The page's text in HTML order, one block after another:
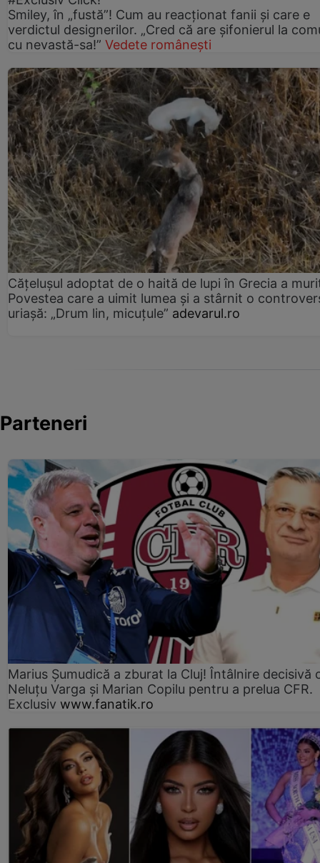
Smiley, în „fustă”! Cum au reacționat fanii și care e
verdictul designerilor. „Cred că are șifonierul la
cu nevastă-sa!” Vedete românești
Cățelușul adoptat de o haită de lupi în Grecia a
Povestea care a uimit lumea și a stârnit o
uriașă: „Drum lin, micuțule” adevarul.ro
Parteneri
Marius Şumudică a zburat la Cluj! Întâlnire decisivă
Neluţu Varga şi Marian Copilu pentru a prelua CFR.
Exclusiv www.fanatik.ro